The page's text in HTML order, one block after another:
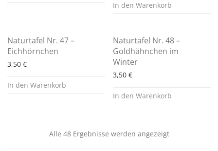
In den Warenkorb
Naturtafel Nr. 47 –
Eichhörnchen
3,50 €
In den Warenkorb
Naturtafel Nr. 48 –
Goldhähnchen im
Winter
3,50 €
In den Warenkorb
Alle 48 Ergebnisse werden angezeigt